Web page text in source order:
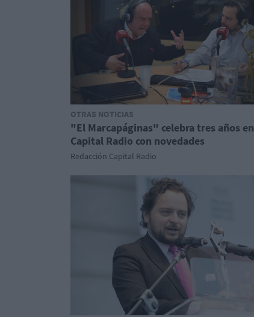
OTRAS NOTICIAS
"El Marcapáginas" celebra tres años en
Capital Radio con novedades
Redacción Capital Radio